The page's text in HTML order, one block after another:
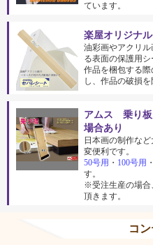
ています。
楽屋オリジナ
油彩画やアクリ
る表面の保護用シ
作品を梱包する
し、作品の破損を
アムス 乗り板
場合あり
日本画の制作な
変便利です。
50号用 ・ 100号用 ・
す。
※受注生産の場合
頂きます。
コ